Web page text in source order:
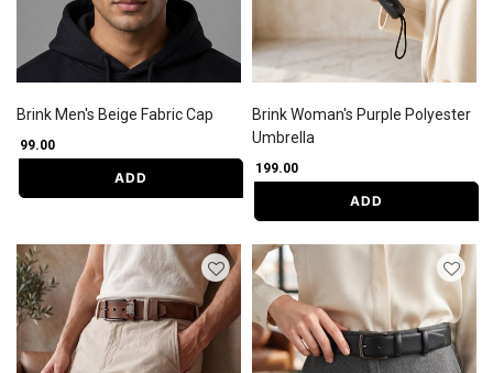
Brink Men's Beige Fabric Cap
₹ 99.00
ADD
Brink Woman's Purple Polyester
Umbrella
₹ 199.00
ADD